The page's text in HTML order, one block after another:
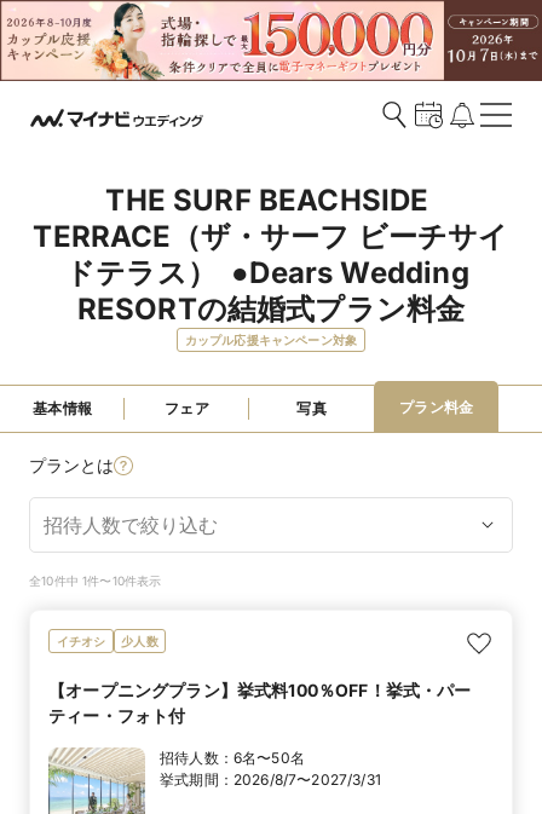
THE SURF BEACHSIDE
TERRACE（ザ・サーフ ビーチサイ
ドテラス）  ●Dears Wedding
RESORTの結婚式プラン料金
カップル応援キャンペーン対象
基本情報 フェア 写真 プラン料金
プランとは
全10件中 1件〜10件表示
イチオシ 少人数
【オープニングプラン】挙式料100％OFF！挙式・パー
ティー・フォト付
招待人数： 6名〜50名
挙式期間： 2026/8/7〜2027/3/31